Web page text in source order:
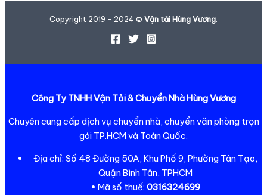
Copyright 2019 - 2024 © Vận tải Hùng Vương.
Công Ty TNHH Vận Tải & Chuyển Nhà Hùng Vương
Chuyên cung cấp dịch vụ chuyển nhà, chuyển văn phòng trọn
gói TP.HCM và Toàn Quốc.
Địa chỉ: Số 48 Đường 50A, Khu Phố 9, Phường Tân Tạo,
Quận Bình Tân, TPHCM
• Mã số thuế: 0316324699